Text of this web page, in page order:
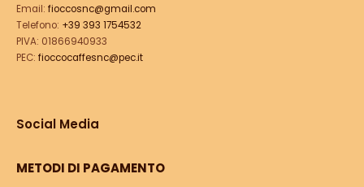
Email: fioccosnc@gmail.com
Telefono: +39 393 1754532
PIVA: 01866940933
PEC: fioccocaffesnc@pec.it
Social Media
METODI DI PAGAMENTO